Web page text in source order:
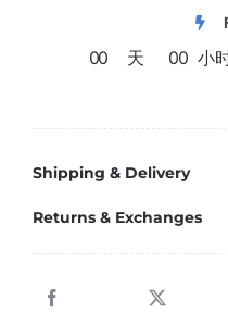
00 天 00 小
Shipping & Delivery
Returns & Exchanges